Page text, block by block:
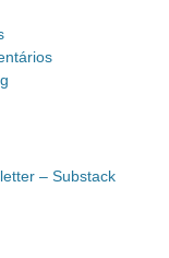
– Substack